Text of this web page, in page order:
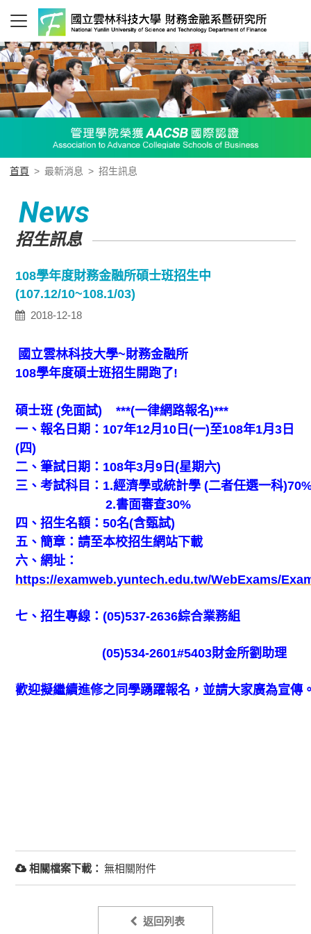
首頁 > 最新消息 > 招生訊息
News
招生訊息
108學年度財務金融所碩士班招生中
(107.12/10~108.1/03)
2018-12-18
國立雲林科技大學~財務金融所
108學年度碩士班招生開跑了!
碩士班 (免面試) ***(一律網路報名)***
一、報名日期：107年12月10日(一)至108年1月3日
(四)
二、筆試日期：108年3月9日(星期六)
三、考試科目：1.經濟學或統計學 (二者任選一科
2.書面審查30%
四、招生名額：50名(含甄試)
五、簡章：請至本校招生網站下載
六、網址：
https://examweb.yuntech.edu.tw/WebExams/
七、招生專線：(05)537-2636綜合業務組
(05)534-2601#5403財金所劉助理
歡迎擬繼續進修之同學踴躍報名，並請大家廣為宣傳
相關檔案下載： 無相關附件
返回列表